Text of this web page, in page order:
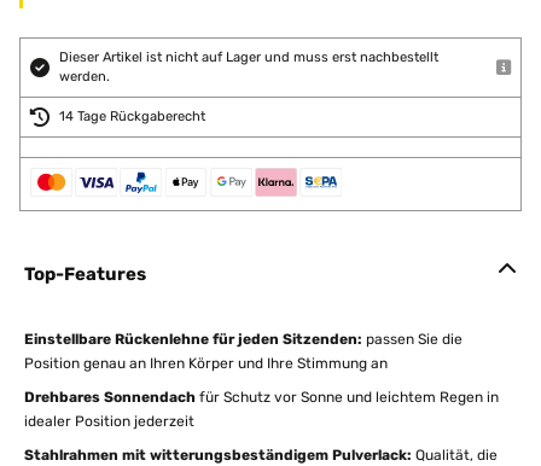
Dieser Artikel ist nicht auf Lager und muss erst nachbestellt
werden.
14 Tage Rückgaberecht
Top-Features
Einstellbare Rückenlehne für jeden Sitzenden: passen Sie die
Position genau an Ihren Körper und Ihre Stimmung an
Drehbares Sonnendach für Schutz vor Sonne und leichtem Regen in
idealer Position jederzeit
Stahlrahmen mit witterungsbeständigem Pulverlack: Qualität, die